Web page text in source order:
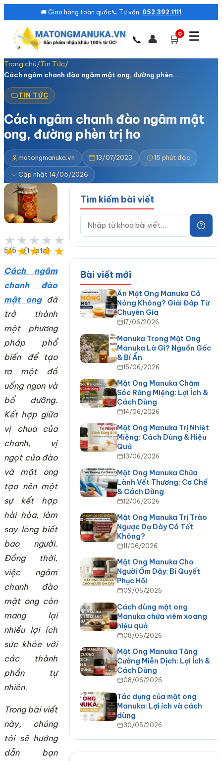
🚚 Giao hàng toàn quốc📞 Tư vấn: 052.392.1111
📞 👤 🛒0 ☰
Trang chủ/Tin Tức/
Cách ngâm chanh đào ngâm mật ong, đường phèn…
TIN TỨC
Cách ngâm chanh đào ngâm mật
ong, đường phèn trị ho
matongmanuka.vn 13/07/2023 15 phút đọc
Cập nhật 14/05/2026
★★★★★
★★★★★
5/5 - (1 vote)
Cách ngâm
chanh đào
mật ongđã
trở thành
một phương
pháp phổ
biến để tạo
ra một đồ
uống ngon và
bổ dưỡng.
Kết hợp giữa
vị chua của
chanh, vị
ngọt của đào
và mật ong
tạo nên một
sự kết hợp
hài hòa, làm
say lòng biết
bao người.
Đồng thời,
việc ngâm
chanh đào
mật ong còn
mang lại
nhiều lợi ích
sức khỏe với
các thành
phần tự
nhiên.
Trong bài viết
này, chúng
tôi sẽ hướng
dẫn bạn
Tìm kiếm bài viết
Bài viết mới
Ăn Mật Ong Manuka Có
Nóng Không? Giải Đáp Từ
Chuyên Gia
17/06/2026
Manuka Trong Mật Ong
Manuka Là Gì? Nguồn Gốc
& Bí Ẩn
15/06/2026
Mật Ong Manuka Chăm
Sóc Răng Miệng: Lợi Ích &
Cách Dùng
14/06/2026
Mật Ong Manuka Trị Nhiệt
Miệng: Cách Dùng & Hiệu
Quả
13/06/2026
Mật Ong Manuka Chữa
Lành Vết Thương: Cơ Chế
& Cách Dùng
12/06/2026
Mật Ong Manuka Trị Trào
Ngược Dạ Dày Có Tốt
Không?
11/06/2026
Mật Ong Manuka Cho
Người Ốm Dậy: Bí Quyết
Phục Hồi
09/06/2026
Cách dùng mật ong
Manuka chữa viêm xoang
hiệu quả
08/06/2026
Mật Ong Manuka Tăng
Cường Miễn Dịch: Lợi Ích &
Cách Dùng
08/06/2026
Tác dụng của mật ong
Manuka: Lợi ích và cách
dùng
30/05/2026